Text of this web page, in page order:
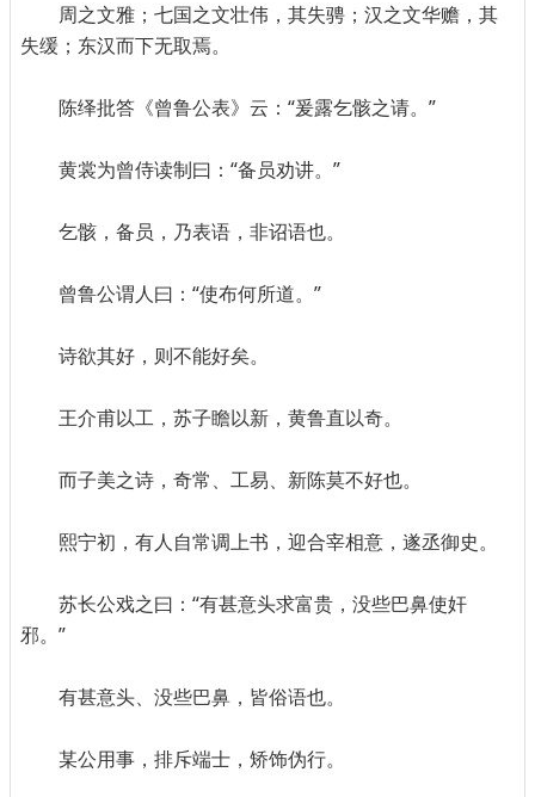
周之文雅；七国之文壮伟，其失骋；汉之文华赡，其
失缓；东汉而下无取焉。
陈绎批答《曾鲁公表》云：“爰露乞骸之请。”
黄裳为曾侍读制曰：“备员劝讲。”
乞骸，备员，乃表语，非诏语也。
曾鲁公谓人曰：“使布何所道。”
诗欲其好，则不能好矣。
王介甫以工，苏子瞻以新，黄鲁直以奇。
而子美之诗，奇常、工易、新陈莫不好也。
熙宁初，有人自常调上书，迎合宰相意，遂丞御史。
苏长公戏之曰：“有甚意头求富贵，没些巴鼻使奸
邪。”
有甚意头、没些巴鼻，皆俗语也。
某公用事，排斥端士，矫饰伪行。